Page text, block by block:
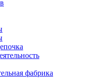
фабрика